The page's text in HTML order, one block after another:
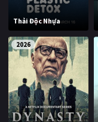
Thải Độc Nhựa
2026